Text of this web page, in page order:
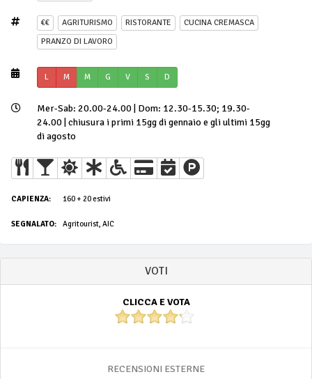
€€ AGRITURISMO RISTORANTE
CUCINA CREMASCA
PRANZO DI LAVORO
L M M G V S D
Mer-Sab: 20.00-24.00 | Dom: 12.30-15.30; 19.30-
24.00 | chiusura i primi 15gg di gennaio e gli ultimi 15gg
di agosto
CAPIENZA: 160 + 20 estivi
SEGNALATO: Agritourist, AIC
VOTI
CLICCA E VOTA
RECENSIONI ESTERNE